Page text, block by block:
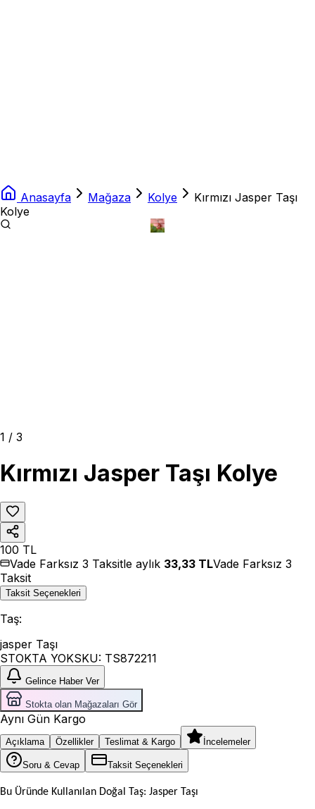
Anasayfa Mağaza Kolye
Kırmızı Jasper Taşı
Kolye
1 / 3
Kırmızı Jasper Taşı Kolye
100 TL
Vade Farksız 3 Taksitle aylık 33,33 TLVade Farksız 3
Taksit
Taksit Seçenekleri
Taş:
jasper Taşı
STOKTA YOKSKU: TS872211
Gelince Haber Ver
Stokta olan Mağazaları Gör
Aynı Gün Kargo
Açıklama Özellikler Teslimat & Kargo İncelemeler
Soru & Cevap Taksit Seçenekleri
Bu Üründe Kullanılan Doğal Taş: Jasper Taşı